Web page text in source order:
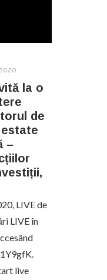
la o
de
–
LIVE de
LIVE în
live